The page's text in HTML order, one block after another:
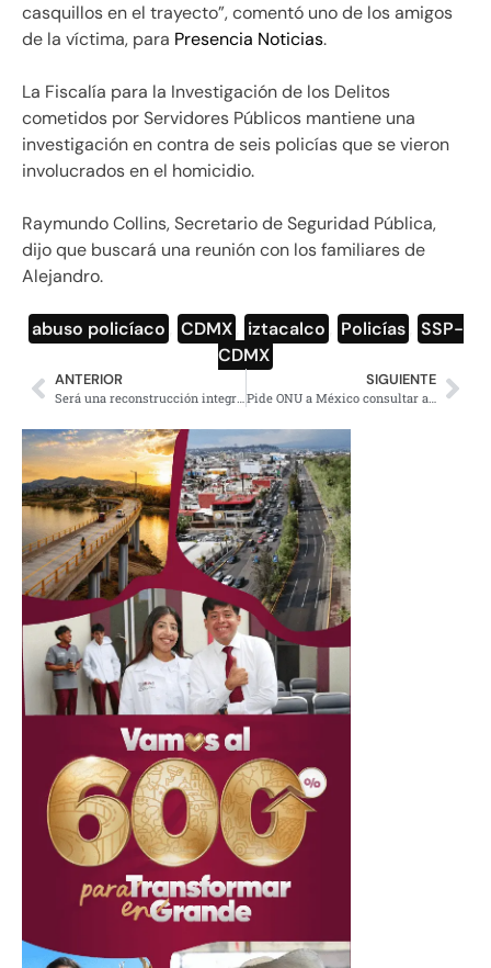
casquillos en el trayecto”, comentó uno de los amigos
de la víctima, para Presencia Noticias.
La Fiscalía para la Investigación de los Delitos
cometidos por Servidores Públicos mantiene una
investigación en contra de seis policías que se vieron
involucrados en el homicidio.
Raymundo Collins, Secretario de Seguridad Pública,
dijo que buscará una reunión con los familiares de
Alejandro.
abuso policíaco CDMX iztacalco Policías
SSP-
CDMX
ANTERIOR
Será una reconstrucción integral, veremos a los damnificados de manera eficiente: Cravioto
SIGUIENTE
Pide ONU a México consultar a pueblos originarios sobre megaproyectos